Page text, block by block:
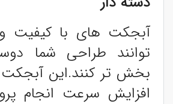
آبجکت های با کیفیت
توانند طراحی شما
بخش تر کنند.این آبجکت
افزایش سرعت انجام